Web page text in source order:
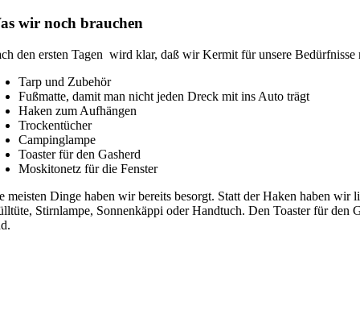
wir noch brauchen
den ersten Tagen wird klar, daß wir Kermit für unsere Bedürfnisse
Tarp und Zubehör
Fußmatte, damit man nicht jeden Dreck mit ins Auto trägt
Haken zum Aufhängen
Trockentücher
Campinglampe
Toaster für den Gasherd
Moskitonetz für die Fenster
meisten Dinge haben wir bereits besorgt. Statt der Haken haben wir
Stirnlampe, Sonnenkäppi oder Handtuch. Den Toaster für den